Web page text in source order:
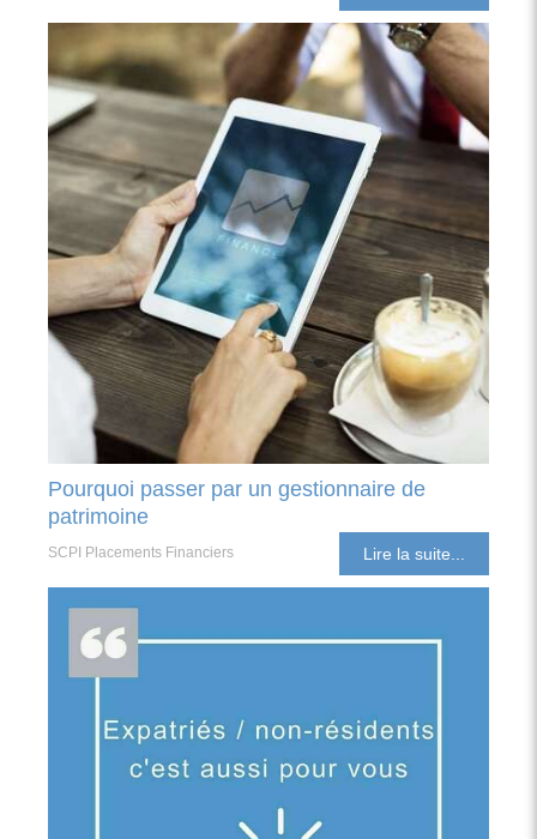
Pourquoi passer par un gestionnaire de
patrimoine
SCPI Placements Financiers Lire la suite...